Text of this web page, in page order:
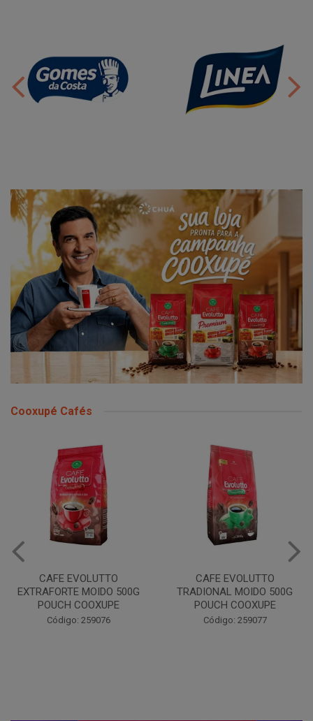
Cooxupé Cafés
CAFE EVOLUTTO
EXTRAFORTE MOIDO 500G
POUCH COOXUPE
Código: 259076
CAFE EVOLUTTO
TRADIONAL MOIDO 500G
POUCH COOXUPE
Código: 259077